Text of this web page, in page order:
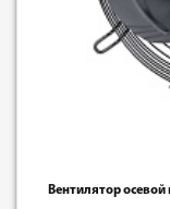
Вентилятор осевой